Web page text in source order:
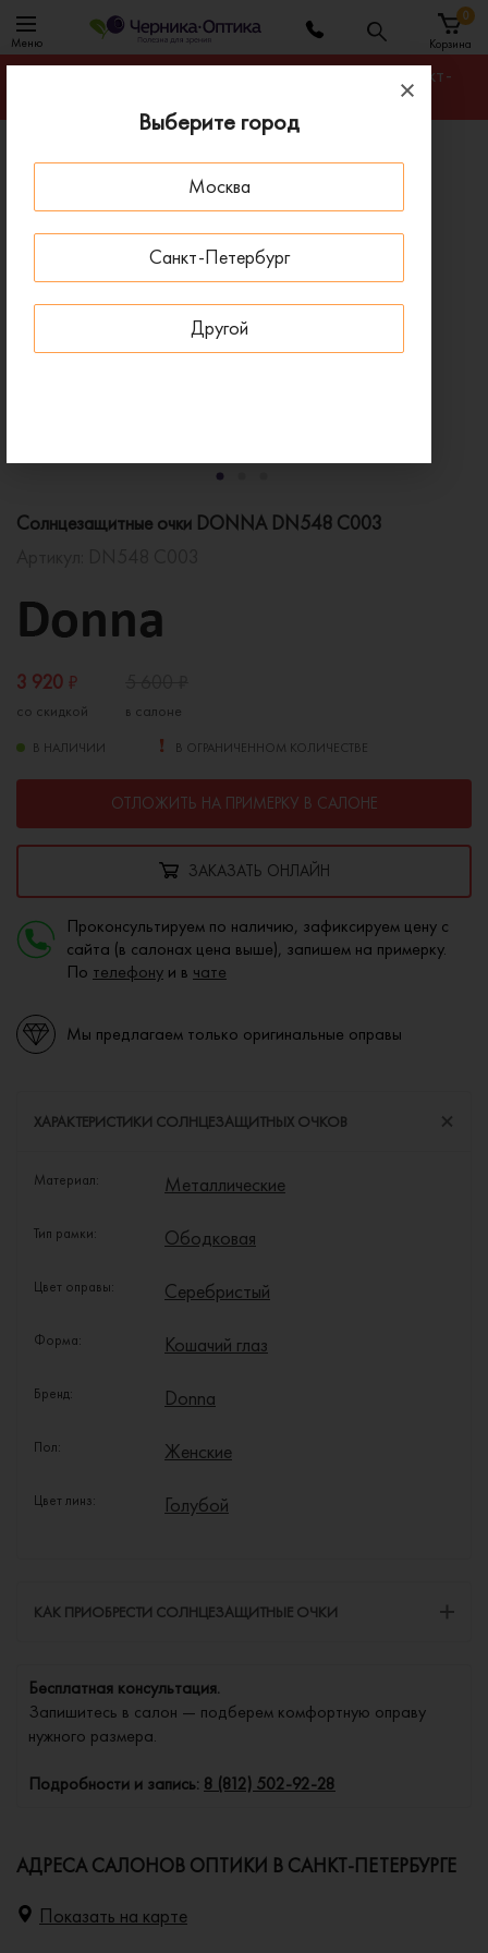
Выберите город
Москва
Санкт-Петербург
Другой
Меню Корзина
0
Гарантируем лучшую цену на любую оправу в Санкт-
Главная
Солнцезащитные очки
Солнцезащитные очки DONNA DN548 C003
Солнцезащитные очки DONNA DN548 C003
3 920 ₽
со скидкой в салоне
В НАЛИЧИИ В ОГРАНИЧЕННОМ КОЛИЧЕСТВЕ
ОТЛОЖИТЬ НА ПРИМЕРКУ В САЛОНЕ
ЗАКАЗАТЬ ОНЛАЙН
Проконсультируем по наличию, зафиксируем цену с
сайта (в салонах цена выше), запишем на примерку.
По телефону и в чате
Мы предлагаем только оригинальные оправы
ХАРАКТЕРИСТИКИ СОЛНЦЕЗАЩИТНЫХ ОЧКОВ
Материал: Металлические
Тип рамки: Ободковая
Цвет оправы: Серебристый
Форма: Кошачий глаз
Бренд: Donna
Пол: Женские
Цвет линз: Голубой
КАК ПРИОБРЕСТИ СОЛНЦЕЗАЩИТНЫЕ ОЧКИ
Бесплатная консультация.
Запишитесь в салон — подберем комфортную оправу
нужного размера.
Подробности и запись: 8 (812) 502-92-28
АДРЕСА САЛОНОВ ОПТИКИ В САНКТ-ПЕТЕРБУРГЕ
Показать на карте
- 30 % ДО 15 АВГУСТА